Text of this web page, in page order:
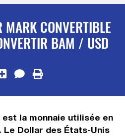
MARK CONVERTIBLE
BAM / USD
la monnaie utilisée en
Le Dollar des États-Unis